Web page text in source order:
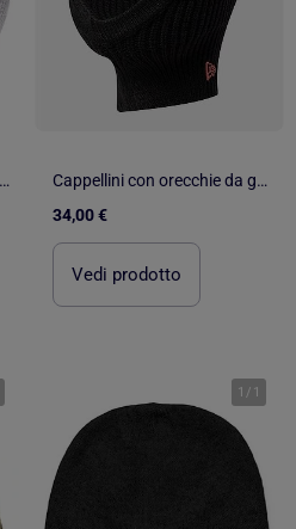
Berretto morbidissimo, elastico e resistente unisex bambino Isotoner
Cappellini con orecchie da gatto - New Era
34,00 €
Vedi prodotto
1 / 1